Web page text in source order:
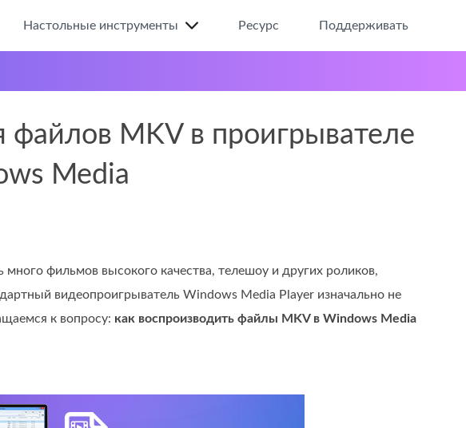
Настольные инструменты Ресурс Поддерживать
файлов MKV в проигрывателе
Media
фильмов высокого качества, телешоу и других роликов,
видеопроигрыватель Windows Media Player изначально не
к вопросу: как воспроизводить файлы MKV в Windows Media